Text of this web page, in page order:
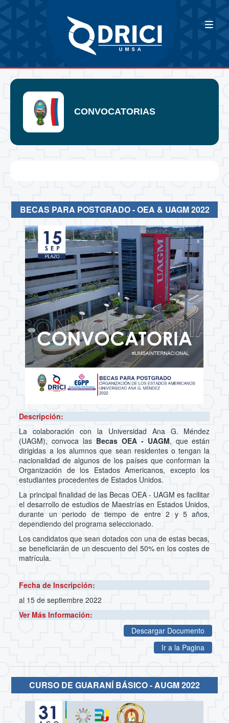
CONVOCATORIAS
BECAS PARA POSTGRADO - OEA & UAGM 2022
Descripción:
La colaboración con la Universidad Ana G. Méndez
(UAGM), convoca las Becas OEA - UAGM, que están
dirigidas a los alumnos que sean residentes o tengan la
nacionalidad de algunos de los países que conforman la
Organización de los Estados Americanos, excepto los
estudiantes procedentes de Estados Unidos.
La principal finalidad de las Becas OEA - UAGM es facilitar
el desarrollo de estudios de Maestrías en Estados Unidos,
durante un periodo de tiempo de entre 2 y 5 años,
dependiendo del programa seleccionado.
Los candidatos que sean dotados con una de estas becas,
se beneficiarán de un descuento del 50% en los costes de
matrícula.
Fecha de Inscripción:
al 15 de septiembre 2022
Ver Más Información:
Descargar Documento
Ir a la Pagina
CURSO DE GUARANÍ BÁSICO - AUGM 2022